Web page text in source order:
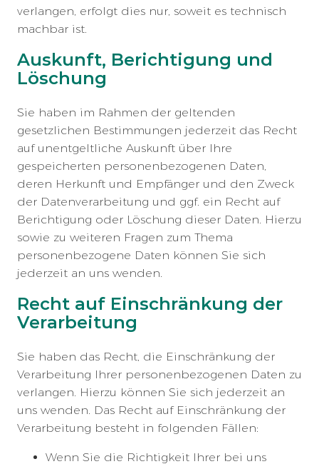
verlangen, erfolgt dies nur, soweit es technisch
machbar ist.
Auskunft, Berichtigung und
Löschung
Sie haben im Rahmen der geltenden
gesetzlichen Bestimmungen jederzeit das Recht
auf unentgeltliche Auskunft über Ihre
gespeicherten personenbezogenen Daten,
deren Herkunft und Empfänger und den Zweck
der Datenverarbeitung und ggf. ein Recht auf
Berichtigung oder Löschung dieser Daten. Hierzu
sowie zu weiteren Fragen zum Thema
personenbezogene Daten können Sie sich
jederzeit an uns wenden.
Recht auf Einschränkung der
Verarbeitung
Sie haben das Recht, die Einschränkung der
Verarbeitung Ihrer personenbezogenen Daten zu
verlangen. Hierzu können Sie sich jederzeit an
uns wenden. Das Recht auf Einschränkung der
Verarbeitung besteht in folgenden Fällen:
Wenn Sie die Richtigkeit Ihrer bei uns